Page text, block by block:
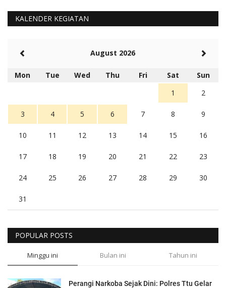
KALENDER KEGIATAN
August 2026
Mon Tue Wed Thu Fri Sat
Sun
1
2
3 4 5 6 7 8 9
10 11 12 13 14 15 16
17 18 19 20 21 22 23
24 25 26 27 28 29 30
31
POPULAR POSTS
Minggu ini Bulan ini Tahun ini
Perangi Narkoba Sejak Dini: Polres Ttu Gelar